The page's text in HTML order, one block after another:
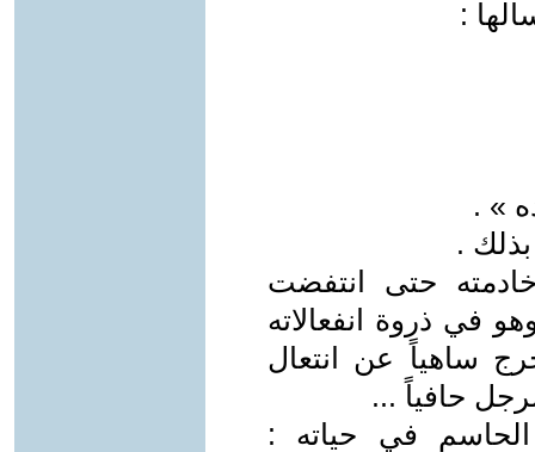
:
» .
.
حتى انتفضت
في ذروة انفعالاته
ساهياً عن انتعال
حافياً ...
في حياته :